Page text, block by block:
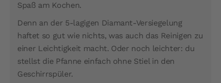
Spaß am Kochen.
Denn an der 5-lagigen Diamant-Versiegelung
haftet so gut wie nichts, was auch das Reinigen zu
einer Leichtigkeit macht. Oder noch leichter: du
stellst die Pfanne einfach ohne Stiel in den
Geschirrspüler.